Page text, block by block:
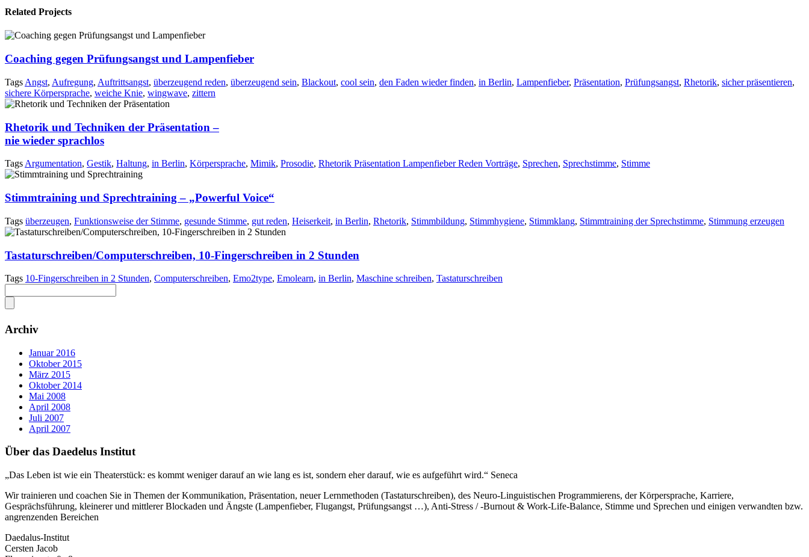
Related Projects
Coaching gegen Prüfungsangst und Lampenfieber
Tags Angst, Aufregung, Auftrittsangst, überzeugend reden, überzeugend sein, Blackout, cool sein, den Faden wieder finden, in Berlin, Lampenfieber, Präsentation, Prüfungsangst, Rhetorik, sicher präsentieren,
sichere Körpersprache, weiche Knie, wingwave, zittern
Rhetorik und Techniken der Präsentation –
nie wieder sprachlos
Tags Argumentation, Gestik, Haltung, in Berlin, Körpersprache, Mimik, Prosodie, Rhetorik Präsentation Lampenfieber Reden Vorträge, Sprechen, Sprechstimme, Stimme
Stimmtraining und Sprechtraining – „Powerful Voice“
Tags überzeugen, Funktionsweise der Stimme, gesunde Stimme, gut reden, Heiserkeit, in Berlin, Rhetorik, Stimmbildung, Stimmhygiene, Stimmklang, Stimmtraining der Sprechstimme, Stimmung erzeugen
Tastaturschreiben/Computerschreiben, 10-Fingerschreiben in 2 Stunden
Tags 10-Fingerschreiben in 2 Stunden, Computerschreiben, Emo2type, Emolearn, in Berlin, Maschine schreiben, Tastaturschreiben
Archiv
Januar 2016
Oktober 2015
März 2015
Oktober 2014
Mai 2008
April 2008
Juli 2007
April 2007
Über das Daedelus Institut
„Das Leben ist wie ein Theaterstück: es kommt weniger darauf an wie lang es ist, sondern eher darauf, wie es aufgeführt wird.“ Seneca
Wir trainieren und coachen Sie in Themen der Kommunikation, Präsentation, neuer Lernmethoden (Tastaturschreiben), des Neuro-Linguistischen Programmierens, der Körpersprache, Karriere,
Gesprächsführung, kleinerer und mittlerer Blockaden und Ängste (Lampenfieber, Flugangst, Prüfungsangst …), Anti-Stress / -Burnout & Work-Life-Balance, Stimme und Sprechen und einigen verwandten bzw.
angrenzenden Bereichen
Daedalus-Institut
Cersten Jacob